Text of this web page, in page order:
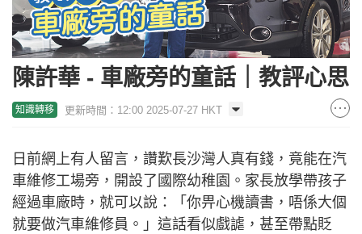
陳許華 - 車廠旁的童話｜教評心思
知識轉移 更新時間：12:00 2025-07-27 HKT
日前網上有人留言，讚歎長沙灣人真有錢，竟能在汽
車維修工場旁，開設了國際幼稚園。家長放學帶孩子
經過車廠時，就可以說：「你畀心機讀書，唔係大個
就要做汽車維修員。」這話看似戲謔，甚至帶點貶